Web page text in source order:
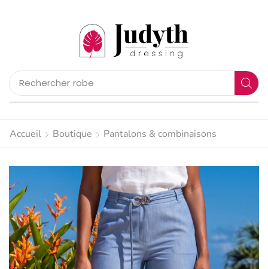
Rechercher pantalon
Accueil Boutique Pantalons & combinaisons